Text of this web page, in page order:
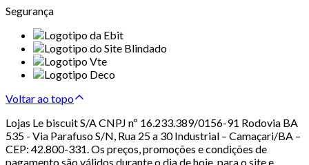
Segurança
Voltar ao topo
Lojas Le biscuit S/A CNPJ nº 16.233.389/0156-91 Rodovia BA
535 - Via Parafuso S/N, Rua 25 a 30 Industrial – Camaçari/BA –
CEP: 42.800-331. Os preços, promoções e condições de
pagamento são válidos durante o dia de hoje, para o site e